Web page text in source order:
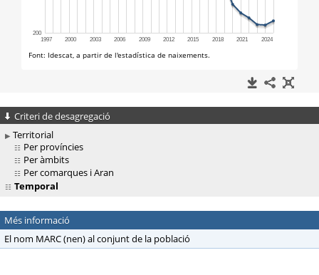
Criteri de desagregació
Territorial
Per províncies
Per àmbits
Per comarques i Aran
Temporal
Més informació
El nom MARC (nen) al conjunt de la població